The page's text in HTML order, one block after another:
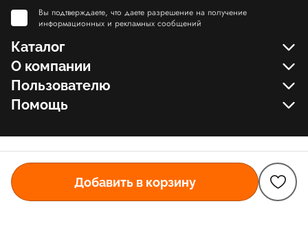
Добавить в корзину
Вы подтверждаете, что даете разрешение на получение
информационных и рекламных сообщений
Каталог
О компании
Пользователю
Помощь
© Slamdunk.Shop, 2017-2026
Карта сайта Slamdunk